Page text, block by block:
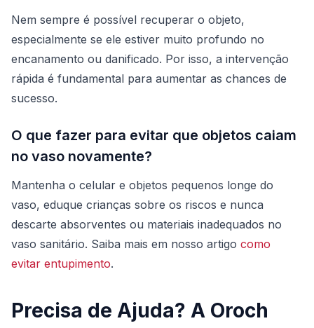
Nem sempre é possível recuperar o objeto,
especialmente se ele estiver muito profundo no
encanamento ou danificado. Por isso, a intervenção
rápida é fundamental para aumentar as chances de
sucesso.
O que fazer para evitar que objetos caiam
no vaso novamente?
Mantenha o celular e objetos pequenos longe do
vaso, eduque crianças sobre os riscos e nunca
descarte absorventes ou materiais inadequados no
vaso sanitário. Saiba mais em nosso artigo como
evitar entupimento.
Precisa de Ajuda? A Oroch